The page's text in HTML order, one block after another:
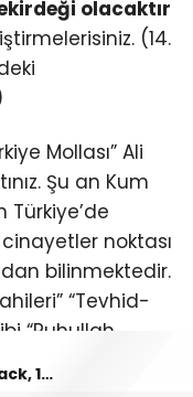
olacaktır
(14.
Mollası” Ali
Şu an Kum
Türkiye’de
noktası
bilinmektedir.
“Tevhid-
“Ruhullah
tarafından
dedikleri
ABD Büyükelçisi Tom Barrack, 19 Mayıs’ta Ankara’da protesto edildi: “Barrack evine dön!”